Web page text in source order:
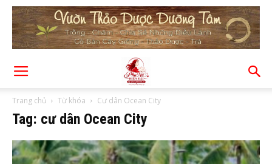
Trang chủ Từ khóa Cư dân Ocean City
Tag: cư dân Ocean City